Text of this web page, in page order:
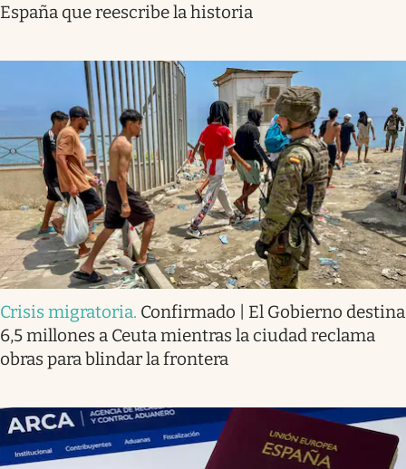
España que reescribe la historia
Crisis migratoria. Confirmado | El Gobierno destina
6,5 millones a Ceuta mientras la ciudad reclama
obras para blindar la frontera